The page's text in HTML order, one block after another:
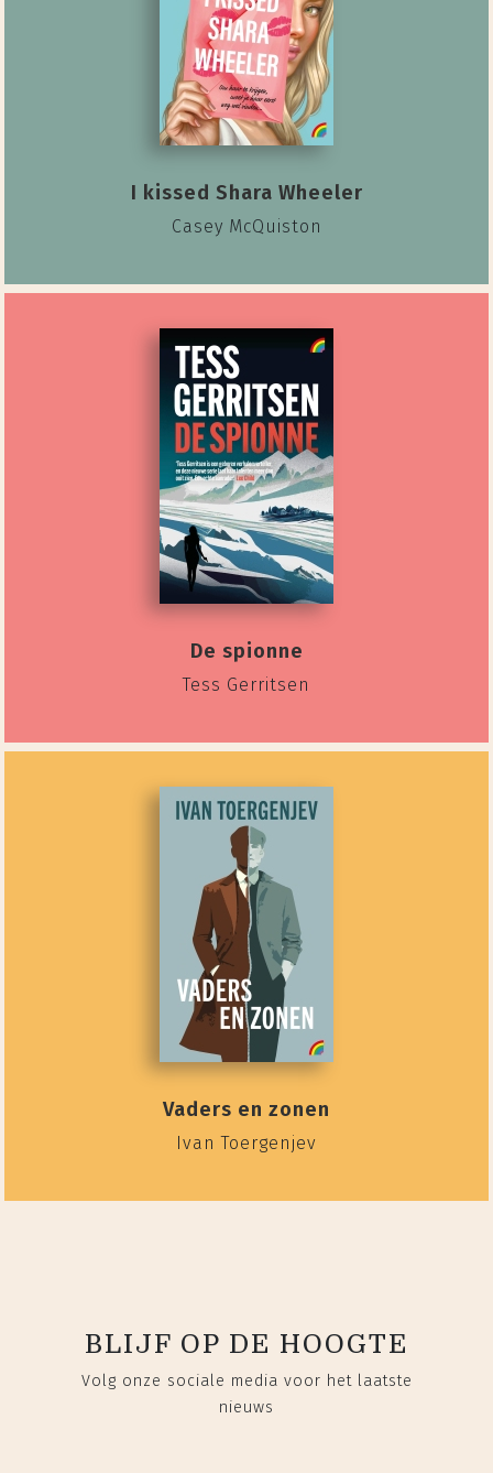
I kissed Shara Wheeler
Casey McQuiston
De spionne
Tess Gerritsen
Vaders en zonen
Ivan Toergenjev
BLIJF OP DE HOOGTE
Volg onze sociale media voor het laatste
nieuws